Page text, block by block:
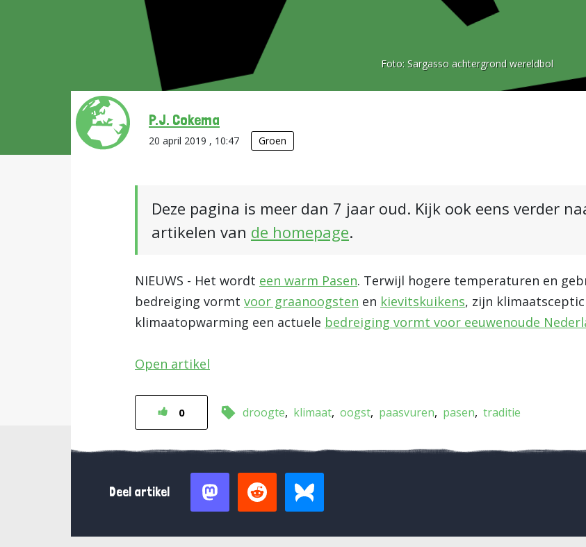
Foto: Sargasso achtergrond wereldbol
P.J. Cokema
20 april 2019 , 10:47 Groen
Deze pagina is meer dan 7 jaar oud. Kijk ook eens verder
artikelen van de homepage.
NIEUWS - Het wordt een warm Pasen. Terwijl hogere temperaturen en
bedreiging vormt voor graanoogsten en kievitskuikens, zijn
klimaatopwarming een actuele bedreiging vormt voor eeuwenoude
Open artikel
0 droogte klimaat oogst paasvuren pasen traditie
Deel artikel